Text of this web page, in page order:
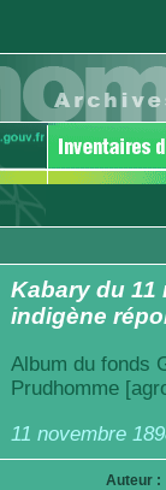
Kabary du 11
indigène
Album du fonds
Prudhomme
11 novembre
Auteur :